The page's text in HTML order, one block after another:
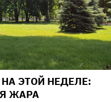
ЭТОЙ НЕДЕЛЕ:
ЖАРА